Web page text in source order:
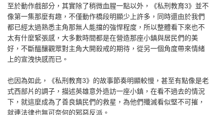
至於動作戲部分，其實除了稍微血腥一點以外，《私刑教育3》並不
像第一集那麼有趣，不僅動作橋段明顯少上許多，同時還由於我們
都已經太過熟悉主角那無人能擋的強悍程度，所以整體看下來也不
太有什麼緊張感，大多數時間都是在營造那座小鎮與居民們的美
好，不斷醞釀觀眾對主角大開殺戒的期待，從另一個角度帶來情緒
上的宣洩快感而已。
也因為如此，《私刑教育3》的故事節奏明顯較慢，甚至有點像是老
式西部片的調子，描述英雄意外造訪一座小鎮，在看不過去的情況
下，就這麼成為了善良鎮民們的救星，為他們殲滅看似堅不可摧，
就連法律也無可奈何的邪惡反派。